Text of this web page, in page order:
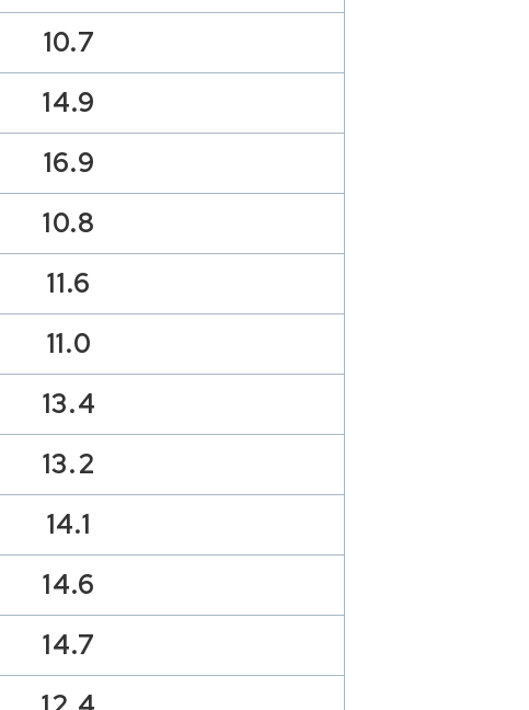
10.7
14.9
16.9
10.8
11.6
11.0
13.4
13.2
14.1
14.6
14.7